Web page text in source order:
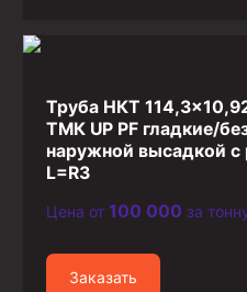
Труба НКТ
ТМК UP PF гладкие/
наружной высадкой с
L=R3
Цена от 100 000 за
Заказать